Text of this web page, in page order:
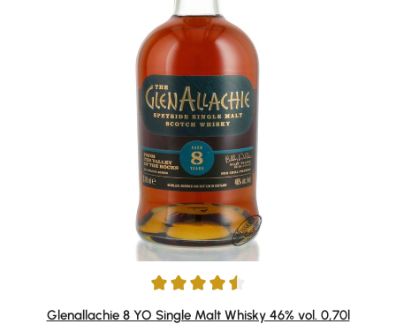
Durchschnittliche Bewertung von 4.5 von 5 Sternen
Glenallachie 8 YO Single Malt Whisky 46% vol. 0,70l